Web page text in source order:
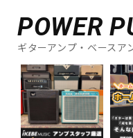
中古
POWER
ギターアンプ・ベースア